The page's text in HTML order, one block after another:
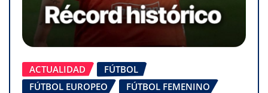
ACTUALIDAD
FÚTBOL
FÚTBOL EUROPEO
FÚTBOL FEMENINO